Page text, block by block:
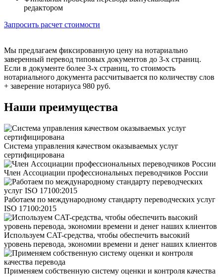
редактором
Запросить расчет стоимости
Мы предлагаем фиксированную цену на нотариально
заверенный перевод типовых документов до 3-х страниц.
Если в документе более 3-х страниц, то стоимость
нотариального документа рассчитывается по количеству слов
+ заверение нотариуса 980 руб.
Наши преимущества
Система управления качеством оказываемых услуг
сертифицирована
Член Ассоциации профессиональных переводчиков России
Работаем по международному стандарту переводческих услуг
ISO 17100:2015
Используем CAT-средства, чтобы обеспечить высокий
уровень перевода, экономии времени и денег наших клиентов
Применяем собственную систему оценки и контроля качества